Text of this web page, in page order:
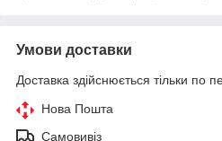
Умови доставки
Доставка здійснюється тільки по
Нова Пошта
Самовивіз